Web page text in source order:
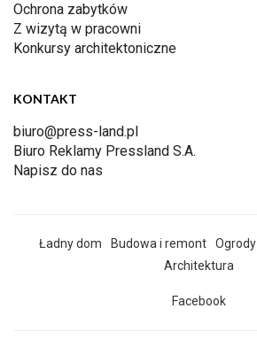
Ochrona zabytków
Z wizytą w pracowni
Konkursy architektoniczne
KONTAKT
biuro@press-land.pl
Biuro Reklamy Pressland S.A.
Napisz do nas
Ładny dom Budowa i remont Ogrody
Architektura
Facebook